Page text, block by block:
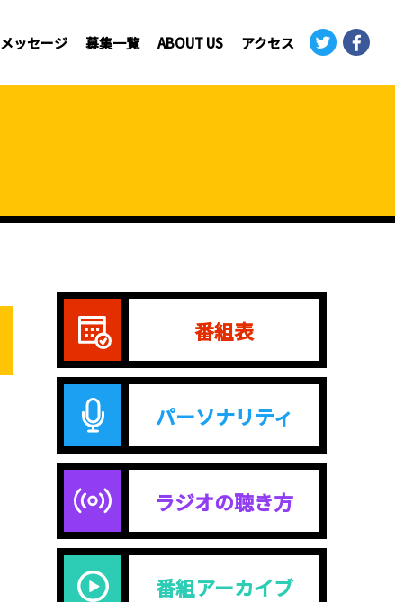
メッセージ 募集一覧 ABOUT US アクセス
番組表
パーソナリティ
ラジオの聴き方
番組アーカイブ